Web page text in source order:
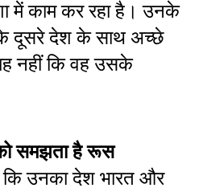
में काम कर रहा है। उनके
दूसरे देश के साथ अच्छे
नहीं कि वह उसके
को समझता है रूस
कि उनका देश भारत और